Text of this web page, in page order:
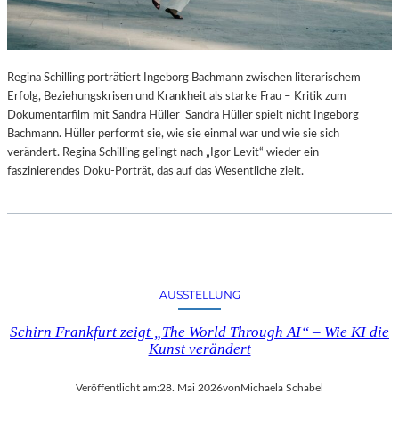
Regina Schilling porträtiert Ingeborg Bachmann zwischen literarischem
Erfolg, Beziehungskrisen und Krankheit als starke Frau – Kritik zum
Dokumentarfilm mit Sandra Hüller Sandra Hüller spielt nicht Ingeborg
Bachmann. Hüller performt sie, wie sie einmal war und wie sie sich
verändert. Regina Schilling gelingt nach „Igor Levit“ wieder ein
faszinierendes Doku-Porträt, das auf das Wesentliche zielt.
AUSSTELLUNG
Schirn Frankfurt zeigt „The World Through AI“ – Wie KI die
Kunst verändert
Veröffentlicht am:28. Mai 2026vonMichaela Schabel